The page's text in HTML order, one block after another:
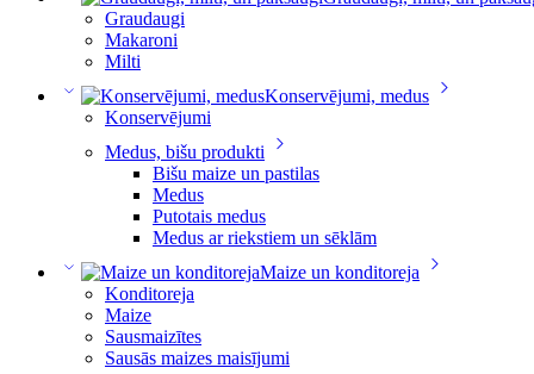
Graudaugi
Makaroni
Milti
Konservējumi, medus
Konservējumi
Medus, bišu produkti
Bišu maize un pastilas
Medus
Putotais medus
Medus ar riekstiem un sēklām
Maize un konditoreja
Konditoreja
Maize
Sausmaizītes
Sausās maizes maisījumi